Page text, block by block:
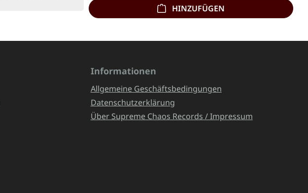
HINZUFÜGEN
Informationen
Allgemeine Geschäftsbedingungen
Datenschutzerklärung
Über Supreme Chaos Records / Impressum